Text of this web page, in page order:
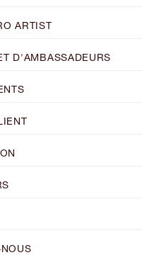
ARTIST
D'AMBASSADEURS